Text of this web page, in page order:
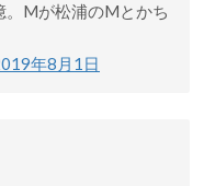
。Mが松浦のMとかち
年8月1日